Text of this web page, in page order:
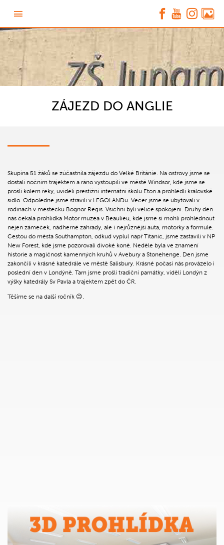
ZÁJEZD DO ANGLIE
Skupina 51 žáků se zúčastnila zájezdu do Velké Británie. Na ostrovy jsme se
dostali nočním trajektem a ráno vystoupili ve městě Windsor, kde jsme se
prošli kolem řeky, uviděli prestižní internátní školu Eton a prohlédli královské
sídlo. Odpoledne jsme strávili v LEGOLANDu. Večer jsme se ubytovali v
rodinách v městečku Bognor Regis. Všichni byli velice spokojení. Druhý den
nás čekala prohlídka Motor muzea v Beaulieu, kde jsme si mohli prohlédnout
nejen zámeček, nádherné zahrady, ale i nejrůznější auta, motorky a formule.
Cestou do města Southampton, odkud vyplul např Titanic, jsme zastavili v NP
New Forest, kde jsme pozorovali divoké koně. Neděle byla ve znamení
historie a magičnost kamenných kruhů v Avebury a Stonehenge. Den jsme
zakončili v krásné katedrále ve městě Salisbury. Krásné počasí nás provázelo i
poslední den v Londýně. Tam jsme prošli tradiční památky, viděli Londýn z
výšky katedrály Sv Pavla a trajektem zpět do ČR.
Těšíme se na další ročník 😉.